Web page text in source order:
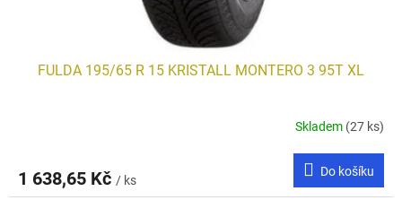
FULDA 195/65 R 15 KRISTALL MONTERO 3 95T XL
Skladem (27 ks)
1 638,65 Kč / ks
Do košíku